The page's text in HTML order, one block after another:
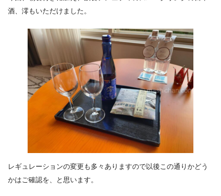
酒、澪もいただけました。
レギュレーションの変更も多々ありますので以後この通りかどう
かはご確認を、と思います。